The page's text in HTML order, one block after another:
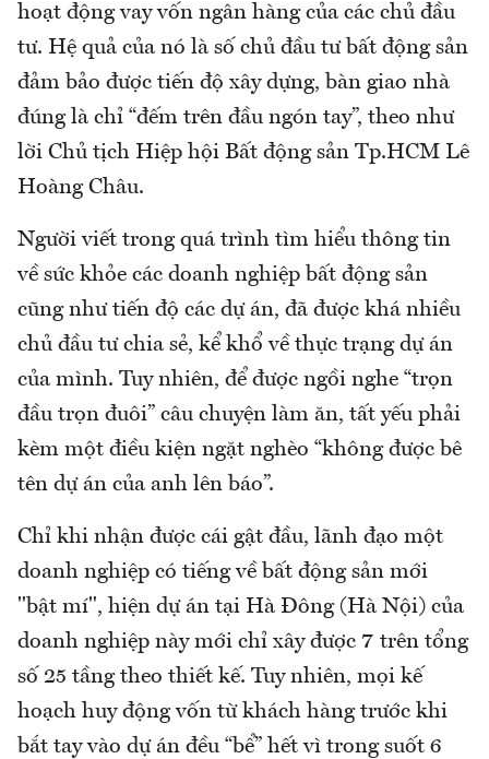
hoạt động vay vốn ngân hàng của các chủ đầu
tư. Hệ quả của nó là số chủ đầu tư bất động sản
đảm bảo được tiến độ xây dựng, bàn giao nhà
đúng là chỉ “đếm trên đầu ngón tay”, theo như
lời Chủ tịch Hiệp hội Bất động sản Tp.HCM Lê
Hoàng Châu.
Người viết trong quá trình tìm hiểu thông tin
về sức khỏe các doanh nghiệp bất động sản
cũng như tiến độ các dự án, đã được khá nhiều
chủ đầu tư chia sẻ, kể khổ về thực trạng dự án
của mình. Tuy nhiên, để được ngồi nghe “trọn
đầu trọn đuôi” câu chuyện làm ăn, tất yếu phải
kèm một điều kiện ngặt nghèo “không được bê
tên dự án của anh lên báo”.
Chỉ khi nhận được cái gật đầu, lãnh đạo một
doanh nghiệp có tiếng về bất động sản mới
"bật mí", hiện dự án tại Hà Đông (Hà Nội) của
doanh nghiệp này mới chỉ xây được 7 trên tổng
số 25 tầng theo thiết kế. Tuy nhiên, mọi kế
hoạch huy động vốn từ khách hàng trước khi
bắt tay vào dự án đều “bể” hết vì trong suốt 6